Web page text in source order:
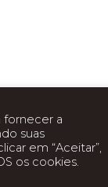
fornecer a
suas
em “Aceitar”,
os cookies.